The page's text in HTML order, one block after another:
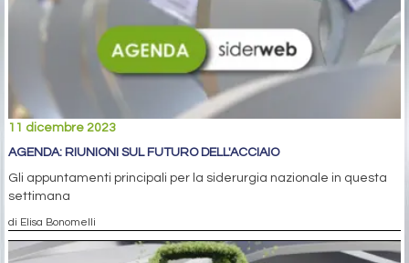
11 dicembre 2023
AGENDA: RIUNIONI SUL FUTURO DELL'ACCIAIO
Gli appuntamenti principali per la siderurgia nazionale in questa
settimana
di Elisa Bonomelli